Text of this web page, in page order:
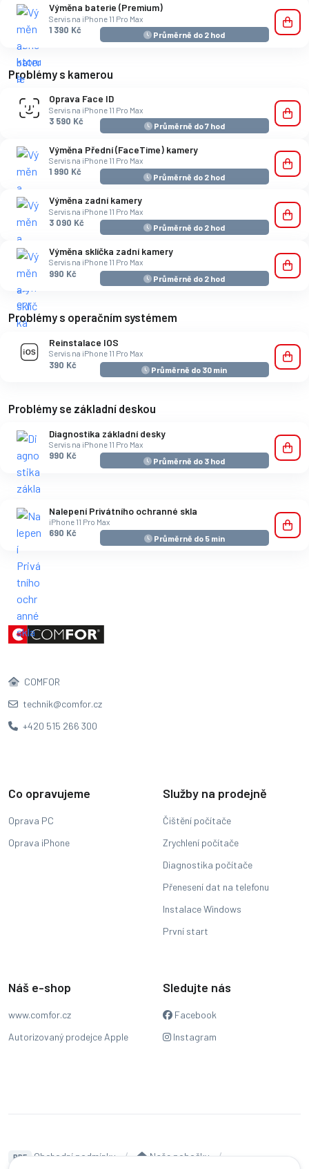
Výměna baterie (Premium)
Servis na iPhone 11 Pro Max
1 390 Kč
Průměrně do 2 hod
Problémy s kamerou
Oprava Face ID
Servis na iPhone 11 Pro Max
3 590 Kč
Průměrně do 7 hod
Výměna Přední (FaceTime) kamery
Servis na iPhone 11 Pro Max
1 990 Kč
Průměrně do 2 hod
Výměna zadní kamery
Servis na iPhone 11 Pro Max
3 090 Kč
Průměrně do 2 hod
Výměna sklíčka zadní kamery
Servis na iPhone 11 Pro Max
990 Kč
Průměrně do 2 hod
Problémy s operačním systémem
Reinstalace IOS
Servis na iPhone 11 Pro Max
390 Kč
Průměrně do 30 min
Problémy se základní deskou
Diagnostika základní desky
Servis na iPhone 11 Pro Max
990 Kč
Průměrně do 3 hod
Nalepení Privátního ochranné skla
iPhone 11 Pro Max
690 Kč
Průměrně do 5 min
COMFOR
technik@comfor.cz
+420 515 266 300
Co opravujeme
Oprava PC
Oprava iPhone
Služby na prodejně
Čištění počítače
Zrychlení počítače
Diagnostika počítače
Přenesení dat na telefonu
Instalace Windows
První start
Náš e-shop
www.comfor.cz
Autorizovaný prodejce Apple
Sledujte nás
Facebook
Instagram
PDF Obchodní podmínky
Naše pobočky